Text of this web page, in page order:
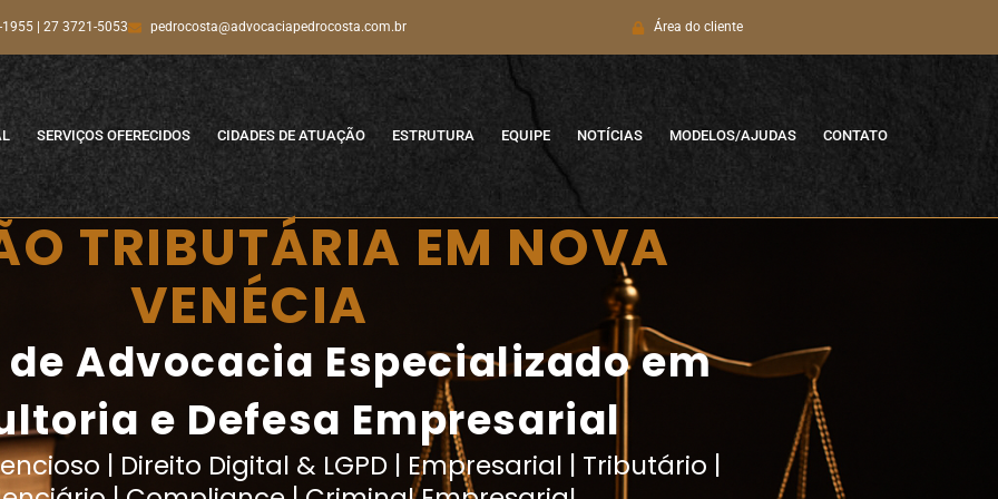
| 27 3721-5053 pedrocosta@advocaciapedrocosta.com.br Área do cliente
SERVIÇOS OFERECIDOS CIDADES DE ATUAÇÃO ESTRUTURA EQUIPE NOTÍCIAS MODELOS/AJUDAS CONTATO
TRIBUTÁRIA EM NOVA
VENÉCIA
Advocacia Especializado em
e Defesa Empresarial
| Direito Digital & LGPD | Empresarial | Tributário |